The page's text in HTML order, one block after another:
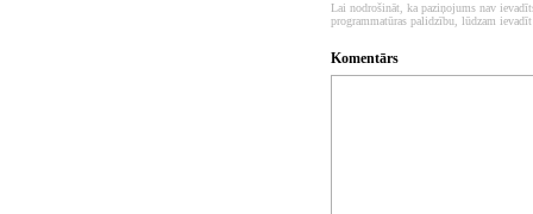
Lai nodrošināt, ka paziņojums nav
programmatūras palidzību, lūdzam
Komentārs